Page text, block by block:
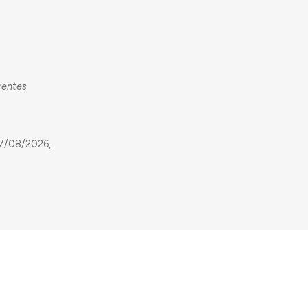
08/2026,